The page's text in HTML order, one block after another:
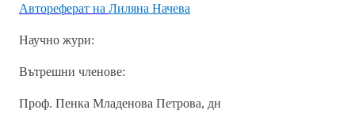
Автореферат на Лиляна Начева
Научно жури:
Вътрешни членове:
Проф. Пенка Младенова Петрова, дн